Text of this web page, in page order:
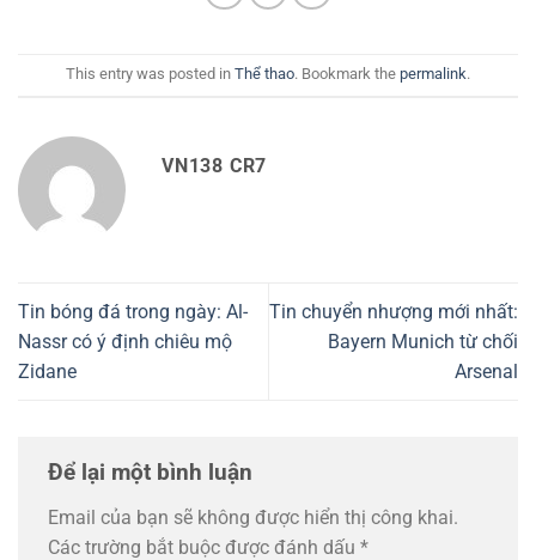
This entry was posted in Thể thao. Bookmark the permalink.
VN138 CR7
Tin bóng đá trong ngày: Al-
Nassr có ý định chiêu mộ
Zidane
Tin chuyển nhượng mới nhất:
Bayern Munich từ chối
Arsenal
Để lại một bình luận
Email của bạn sẽ không được hiển thị công khai.
Các trường bắt buộc được đánh dấu *